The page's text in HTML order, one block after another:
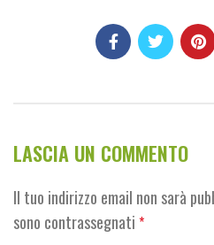
LASCIA UN COMMENTO
Il tuo indirizzo email non sarà
sono contrassegnati *